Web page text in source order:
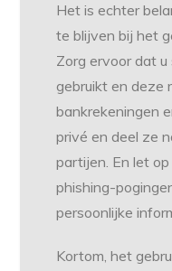
Het is echter
te blijven bij het
Zorg ervoor dat
gebruikt en deze
bankrekeningen
privé en deel ze
partijen. En let
phishing-
persoonlijke
Kortom, het